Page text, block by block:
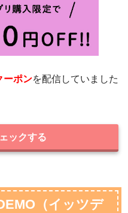
ーポンを配信していました
ックする
（イッツデ